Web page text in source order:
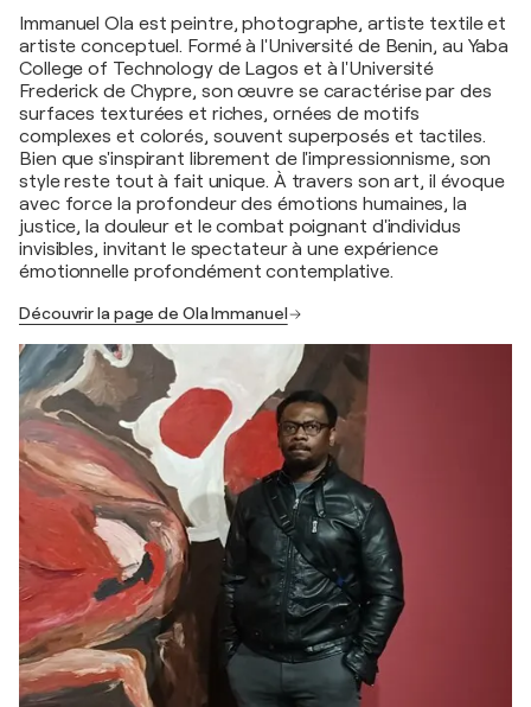
Immanuel Ola est peintre, photographe, artiste textile et
artiste conceptuel. Formé à l'Université de Benin, au Yaba
College of Technology de Lagos et à l'Université
Frederick de Chypre, son œuvre se caractérise par des
surfaces texturées et riches, ornées de motifs
complexes et colorés, souvent superposés et tactiles.
Bien que s'inspirant librement de l'impressionnisme, son
style reste tout à fait unique. À travers son art, il évoque
avec force la profondeur des émotions humaines, la
justice, la douleur et le combat poignant d'individus
invisibles, invitant le spectateur à une expérience
émotionnelle profondément contemplative.
Découvrir la page de Ola Immanuel